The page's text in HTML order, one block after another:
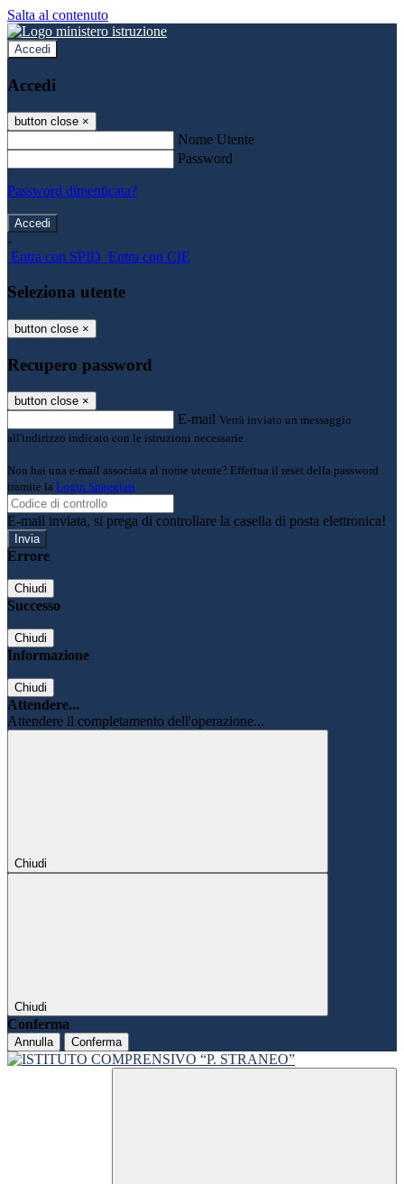
Salta al contenuto
Accedi
Accedi
button close ×
Nome Utente
Password
Password dimenticata?
-
Entra con SPID Entra con CIE
Seleziona utente
button close ×
Recupero password
button close ×
E-mail Verrà inviato un messaggio
all'indirizzo indicato con le istruzioni necessarie.
Non hai una e-mail associata al nome utente? Effettua il reset della password
tramite la Login Spaggiari
E-mail inviata, si prega di controllare la casella di posta elettronica!
Errore
Chiudi
Successo
Chiudi
Informazione
Chiudi
Attendere...
Attendere il completamento dell'operazione...
Chiudi
Chiudi
Conferma
Annulla Conferma